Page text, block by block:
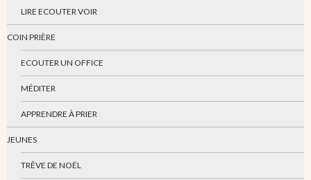
LIRE ECOUTER VOIR
COIN PRIÈRE
ECOUTER UN OFFICE
MÉDITER
APPRENDRE À PRIER
JEUNES
TRÊVE DE NOËL